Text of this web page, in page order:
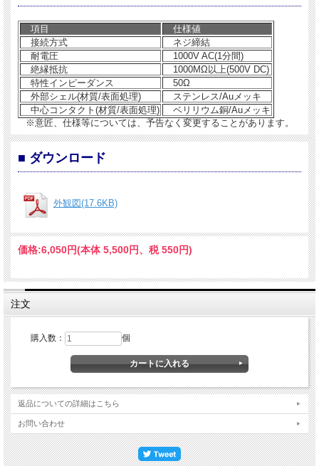
項目
仕様値
接続方式
ネジ締結
耐電圧
1000V AC(1分間)
絶縁抵抗
1000MΩ以上(500V DC)
特性インピーダンス
50Ω
外部シェル(材質/表面処理)
ステンレス/Auメッキ
中心コンタクト(材質/表面処理)
ベリリウム銅/Auメッキ
※意匠、仕様等については、予告なく変更することがあります。
■ ダウンロード
外観図(17.6KB)
価格:6,050円(本体 5,500円、税 550円)
注文
購入数： 個
返品についての詳細はこちら
お問い合わせ